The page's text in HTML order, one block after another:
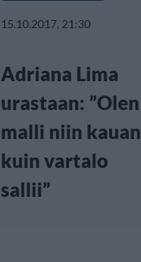
15.10.2017, 21:30
Adriana Lima
urastaan: ”Olen
malli niin kauan
kuin vartalo
sallii”